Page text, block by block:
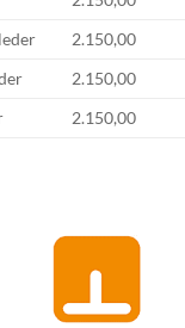
2.150,00
2.150,00
2.150,00